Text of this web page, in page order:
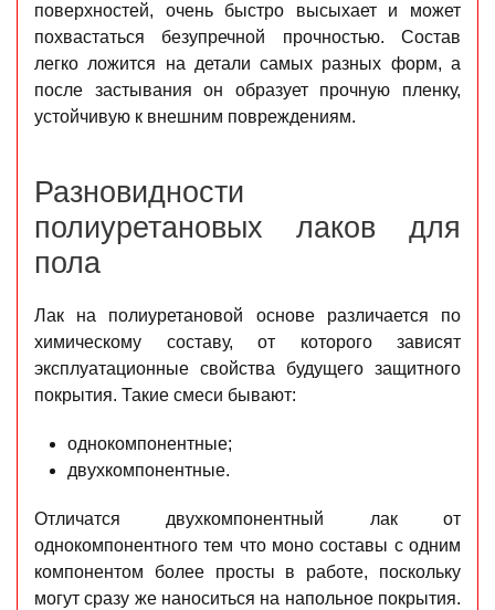
поверхностей, очень быстро высыхает и может
похвастаться безупречной прочностью. Состав
легко ложится на детали самых разных форм, а
после застывания он образует прочную пленку,
устойчивую к внешним повреждениям.
Разновидности
полиуретановых лаков для
пола
Лак на полиуретановой основе различается по
химическому составу, от которого зависят
эксплуатационные свойства будущего защитного
покрытия. Такие смеси бывают:
однокомпонентные;
двухкомпонентные.
Отличатся двухкомпонентный лак от
однокомпонентного тем что моно составы с одним
компонентом более просты в работе, поскольку
могут сразу же наноситься на напольное покрытия.